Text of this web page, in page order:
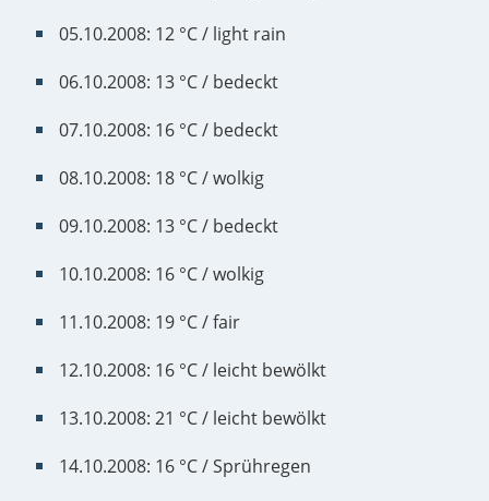
05.10.2008: 12 °C / light rain
06.10.2008: 13 °C / bedeckt
07.10.2008: 16 °C / bedeckt
08.10.2008: 18 °C / wolkig
09.10.2008: 13 °C / bedeckt
10.10.2008: 16 °C / wolkig
11.10.2008: 19 °C / fair
12.10.2008: 16 °C / leicht bewölkt
13.10.2008: 21 °C / leicht bewölkt
14.10.2008: 16 °C / Sprühregen